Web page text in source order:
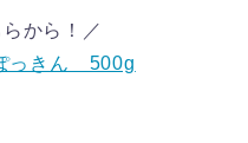
から！／
っきん 500g